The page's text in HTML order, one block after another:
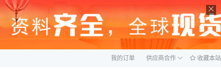
ဆ
我的订单 供应商合作 收藏本站